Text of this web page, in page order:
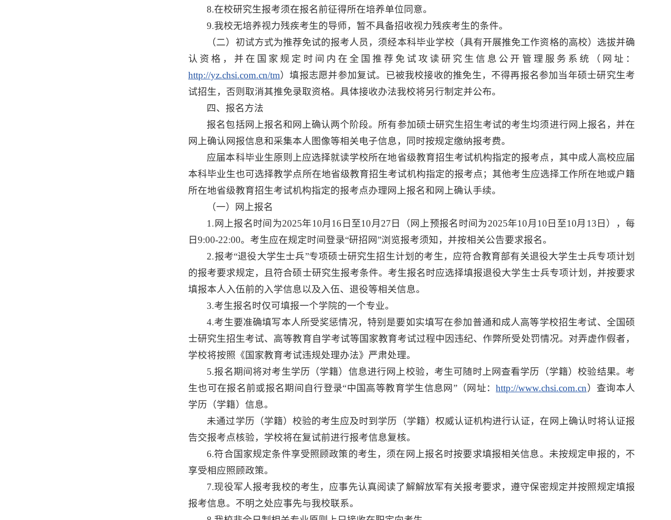
8.在校研究生报考须在报名前征得所在培养单位同意。
9.我校无培养视力残疾考生的导师，暂不具备招收视力残疾考生的条件。
（二）初试方式为推荐免试的报考人员，须经本科毕业学校（具有开展推免工作资格的高校）选拔并确
认资格，并在国家规定时间内在全国推荐免试攻读研究生信息公开管理服务系统（网址：
http://yz.chsi.com.cn/tm）填报志愿并参加复试。已被我校接收的推免生，不得再报名参加当年硕士研究生考
试招生，否则取消其推免录取资格。具体接收办法我校将另行制定并公布。
四、报名方法
报名包括网上报名和网上确认两个阶段。所有参加硕士研究生招生考试的考生均须进行网上报名，并在
网上确认网报信息和采集本人图像等相关电子信息，同时按规定缴纳报考费。
应届本科毕业生原则上应选择就读学校所在地省级教育招生考试机构指定的报考点，其中成人高校应届
本科毕业生也可选择教学点所在地省级教育招生考试机构指定的报考点；其他考生应选择工作所在地或户籍
所在地省级教育招生考试机构指定的报考点办理网上报名和网上确认手续。
（一）网上报名
1.网上报名时间为2025年10月16日至10月27日（网上预报名时间为2025年10月10日至10月13日），每
日9:00-22:00。考生应在规定时间登录“研招网”浏览报考须知，并按相关公告要求报名。
2.报考“退役大学生士兵”专项硕士研究生招生计划的考生，应符合教育部有关退役大学生士兵专项计划
的报考要求规定，且符合硕士研究生报考条件。考生报名时应选择填报退役大学生士兵专项计划，并按要求
填报本人入伍前的入学信息以及入伍、退役等相关信息。
3.考生报名时仅可填报一个学院的一个专业。
4.考生要准确填写本人所受奖惩情况，特别是要如实填写在参加普通和成人高等学校招生考试、全国硕
士研究生招生考试、高等教育自学考试等国家教育考试过程中因违纪、作弊所受处罚情况。对弄虚作假者，
学校将按照《国家教育考试违规处理办法》严肃处理。
5.报名期间将对考生学历（学籍）信息进行网上校验，考生可随时上网查看学历（学籍）校验结果。考
生也可在报名前或报名期间自行登录“中国高等教育学生信息网”（网址：http://www.chsi.com.cn）查询本人
学历（学籍）信息。
未通过学历（学籍）校验的考生应及时到学历（学籍）权威认证机构进行认证，在网上确认时将认证报
告交报考点核验，学校将在复试前进行报考信息复核。
6.符合国家规定条件享受照顾政策的考生，须在网上报名时按要求填报相关信息。未按规定申报的，不
享受相应照顾政策。
7.现役军人报考我校的考生，应事先认真阅读了解解放军有关报考要求，遵守保密规定并按照规定填报
报考信息。不明之处应事先与我校联系。